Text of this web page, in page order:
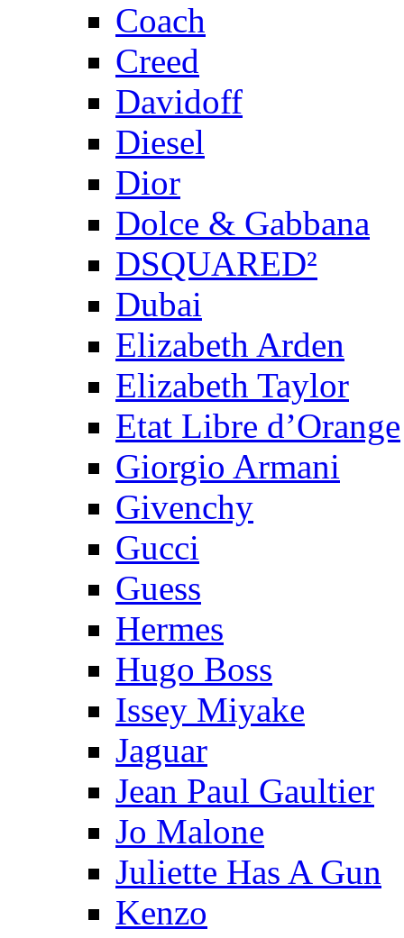
Coach
Creed
Davidoff
Diesel
Dior
Dolce & Gabbana
DSQUARED²
Dubai
Elizabeth Arden
Elizabeth Taylor
Etat Libre d’Orange
Giorgio Armani
Givenchy
Gucci
Guess
Hermes
Hugo Boss
Issey Miyake
Jaguar
Jean Paul Gaultier
Jo Malone
Juliette Has A Gun
Kenzo